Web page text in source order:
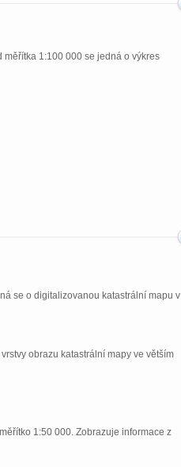
1:100 000 se jedná o výkres
se o digitalizovanou katastrální mapu v
obrazu katastrální mapy ve větším
1:50 000. Zobrazuje informace z